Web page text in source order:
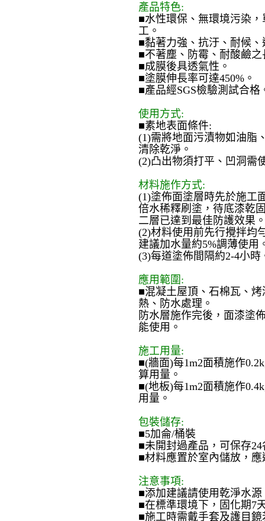
產品特色:
■水性環保、無環境污染
工。
■黏著力強、抗汙、耐候
■不著塵、防霉、耐酸鹼
■成膜後具透氣性。
■塗膜伸長率可達450%。
■產品經SGS檢驗測試合格
使用方式:
■素地表面條件:
(1)需將地面污漬物如油脂
清除乾淨。
(2)凸出物須打平、凹洞需
材料施作方式:
(1)塗佈面塗層時先於施工
倍水稀釋刷塗，待底漆乾
二層已達到最佳防護效果
(2)材料使用前先行攪拌均
建議加水量約5%調薄使用
(3)每道塗佈間隔約2-4小時
應用範圍:
■混凝土屋頂、石棉瓦、
熱、防水處理。
防水層施作完後，面漆塗
能使用。
施工用量:
■(牆面)每1m2面積施作
算用量。
■(地板)每1m2面積施作
用量。
包裝儲存:
■5加侖/桶裝
■未開封過產品，可保存24
■材料應置於室內儲放，
注意事項:
■添加建議請使用乾淨水源
■在標準環境下，固化期7
■施工時需戴手套及護目